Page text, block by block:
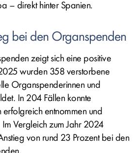
– direkt hinter Spanien.
bei den Organspenden
zeigt sich eine positive
wurden 358 verstorbene
Organspenderinnen und
In 204 Fällen konnte
entnommen und
Vergleich zum Jahr 2024
von rund 23 Prozent bei den